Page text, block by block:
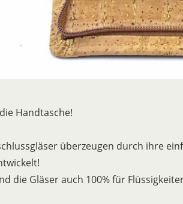
Handtasche!
überzeugen durch ihre
die Gläser auch 100% für